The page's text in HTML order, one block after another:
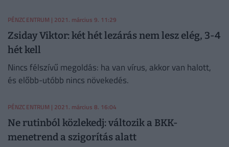
PÉNZCENTRUM | 2021. március 9. 11:29
Zsiday Viktor: két hét lezárás nem lesz elég, 3-4
hét kell
Nincs félszívű megoldás: ha van vírus, akkor van halott,
és előbb-utóbb nincs növekedés.
PÉNZCENTRUM | 2021. március 8. 16:04
Ne rutinból közlekedj: változik a BKK-
menetrend a szigorítás alatt